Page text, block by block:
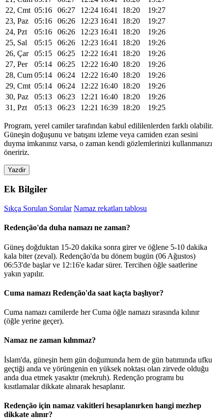
22, Cmt 05:16 06:27 12:24 16:41 18:20
19:27
23, Paz
05:16 06:26 12:23 16:41 18:20
19:27
24, Pzt
05:16 06:26 12:23 16:41 18:20
19:26
25, Sal
05:15 06:26 12:23 16:41 18:20
19:26
26, Çar
05:15 06:25 12:22 16:41 18:20
19:26
27, Per
05:14 06:25 12:22 16:40 18:20
19:26
28, Cum 05:14 06:24 12:22 16:40 18:20
19:26
29, Cmt 05:14 06:24 12:22 16:40 18:20
19:26
30, Paz
05:13 06:23 12:21 16:40 18:20
19:26
31, Pzt
05:13 06:23 12:21 16:39 18:20 19:25
Program, yerel camiler tarafından kabul edililenlerden farklı olabilir.
Güneşin doğuşunu ve batışını izleme veya camiden ezan sesini
duyma imkanınız varsa, o zaman kendi gözlemlerinizi kullanmanızı
öneririz.
Yazdir
Ek Bilgiler
Sıkça Sorulan Sorular Namaz rekatları tablosu
Redenção'da duha namazı ne zaman?
Güneş doğduktan 15-20 dakika sonra girer ve öğlene 5-10 dakika
kala biter (zeval). Redenção'da bu dönem bugün (06 Ağustos)
06:53'de başlar ve 12:16'e kadar sürer. Tercihen öğle saatlerine
yakın yapılır.
Cuma namazı Redenção'da saat kaçta başlıyor?
Cuma namazı camilerde her Cuma öğle namazı sırasında kılınır
(öğle yerine geçer).
Namaz ne zaman kılınmaz?
İslam'da, güneşin hem gün doğumunda hem de gün batımında ufku
geçtiği anda ve yörüngenin en yüksek noktası olan zirvede olduğu
anda dua etmek yasaktır (mekruh). Redenção programı bu
kısıtlamalar dikkate alınarak hesaplanır.
Redenção için namaz vakitleri hesaplanırken hangi mezhep
dikkate alınır?